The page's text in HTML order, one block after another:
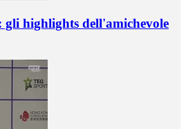
gli highlights dell'amichevole